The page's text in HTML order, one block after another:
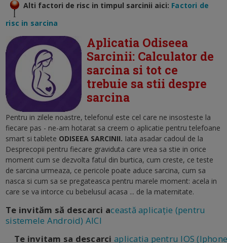
Alti factori de risc in timpul sarcinii aici: Factori de
risc in sarcina
Aplicatia Odiseea
Sarcinii: Calculator de
sarcina si tot ce
trebuie sa stii despre
sarcina
Pentru in zilele noastre, telefonul este cel care ne insosteste la
fiecare pas - ne-am hotarat sa creem o aplicatie pentru telefoane
smart si tablete ODISEEA SARCINII. Iata asadar cadoul de la
Desprecopii pentru fiecare graviduta care vrea sa stie in orice
moment cum se dezvolta fatul din burtica, cum creste, ce teste
de sarcina urmeaza, ce pericole poate aduce sarcina, cum sa
nasca si cum sa se pregateasca pentru marele moment: acela in
care se va intorce cu bebelusul acasa ... de la maternitate.
Te invităm să descarci această aplicație (pentru
sistemele Android) AICI
Te invitam sa descarci aplicatia pentru IOS